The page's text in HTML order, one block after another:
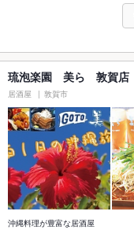
琉泡楽園 美ら 敦賀店
居酒屋 敦賀市
沖縄料理が豊富な居酒屋